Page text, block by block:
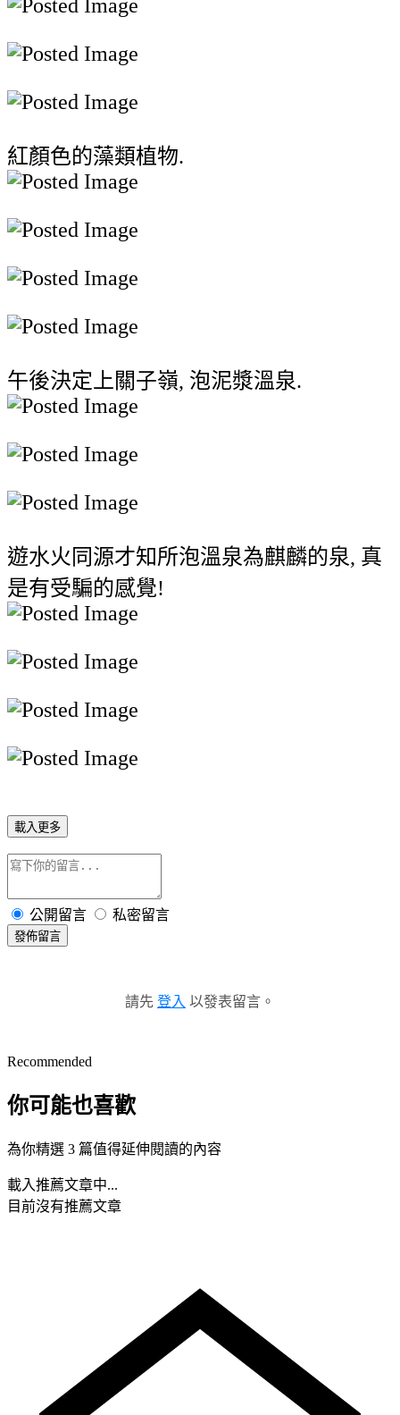
紅顏色的藻類植物.
午後決定上關子嶺, 泡泥漿溫泉.
遊水火同源才知所泡溫泉為麒麟的泉, 真
是有受騙的感覺!
載入更多
公開留言 私密留言
發佈留言
請先 登入 以發表留言。
Recommended
你可能也喜歡
為你精選 3 篇值得延伸閱讀的內容
載入推薦文章中...
目前沒有推薦文章